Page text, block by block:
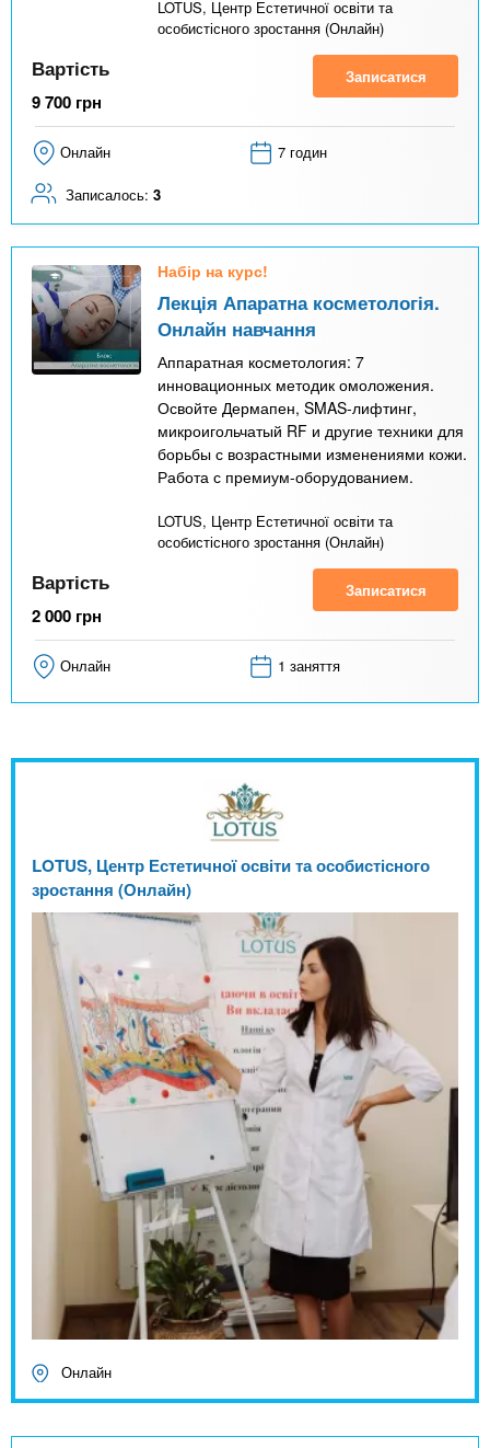
LOTUS, Центр Естетичної освіти та
особистісного зростання (Онлайн)
Вартість
9 700 грн
Записатися
Онлайн 7 годин
Записалось: 3
Набір на курс!
Лекція Апаратна косметологія.
Онлайн навчання
Аппаратная косметология: 7
инновационных методик омоложения.
Освойте Дермапен, SMAS-лифтинг,
микроигольчатый RF и другие техники для
борьбы с возрастными изменениями кожи.
Работа с премиум-оборудованием.
LOTUS, Центр Естетичної освіти та
особистісного зростання (Онлайн)
Вартість
2 000 грн
Записатися
Онлайн 1 заняття
LOTUS, Центр Естетичної освіти та особистісного
зростання (Онлайн)
Онлайн